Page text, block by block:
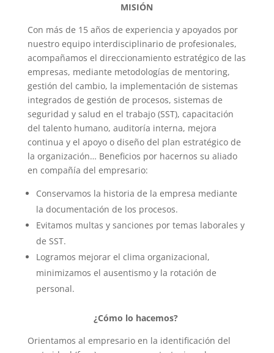
MISIÓN
Con más de 15 años de experiencia y apoyados por
nuestro equipo interdisciplinario de profesionales,
acompañamos el direccionamiento estratégico de las
empresas, mediante metodologías de mentoring,
gestión del cambio, la implementación de sistemas
integrados de gestión de procesos, sistemas de
seguridad y salud en el trabajo (SST), capacitación
del talento humano, auditoría interna, mejora
continua y el apoyo o diseño del plan estratégico de
la organización… Beneficios por hacernos su aliado
en compañía del empresario:
Conservamos la historia de la empresa mediante
la documentación de los procesos.
Evitamos multas y sanciones por temas laborales y
de SST.
Logramos mejorar el clima organizacional,
minimizamos el ausentismo y la rotación de
personal.
¿Cómo lo hacemos?
Orientamos al empresario en la identificación del